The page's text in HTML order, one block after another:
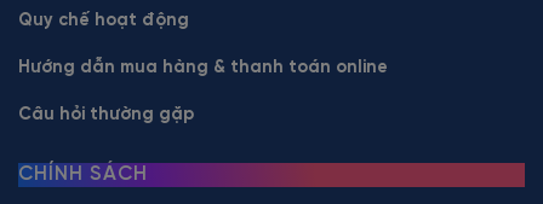
Quy chế hoạt động
Hướng dẫn mua hàng & thanh toán online
Câu hỏi thường gặp
CHÍNH SÁCH